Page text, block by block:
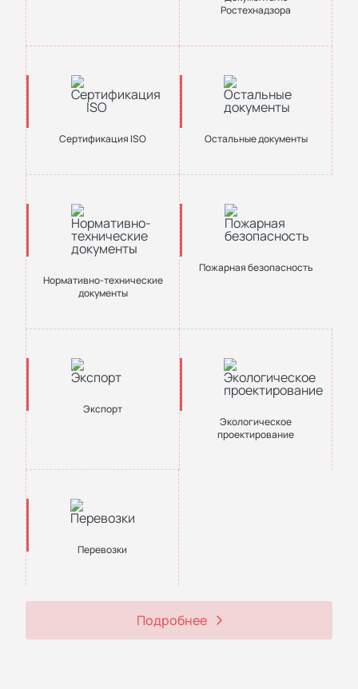
Ростехнадзора
Сертификация ISO Остальные документы
Нормативно-технические
документы
Пожарная безопасность
Экспорт
Экологическое
проектирование
Перевозки
Подробнее